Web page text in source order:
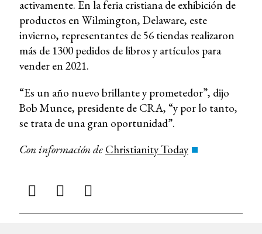
activamente. En la feria cristiana de exhibición de
productos en Wilmington, Delaware, este
invierno, representantes de 56 tiendas realizaron
más de 1300 pedidos de libros y artículos para
vender en 2021.
“Es un año nuevo brillante y prometedor”, dijo
Bob Munce, presidente de CRA, “y por lo tanto,
se trata de una gran oportunidad”.
Con información de Christianity Today